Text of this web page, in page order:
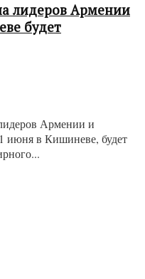
лидеров Армении
будет
Армении и
июня в Кишиневе, будет